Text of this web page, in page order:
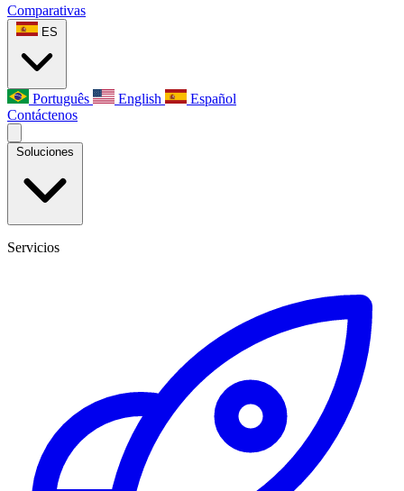
Comparativas
ES
Português English
Español
Contáctenos
Soluciones
Servicios